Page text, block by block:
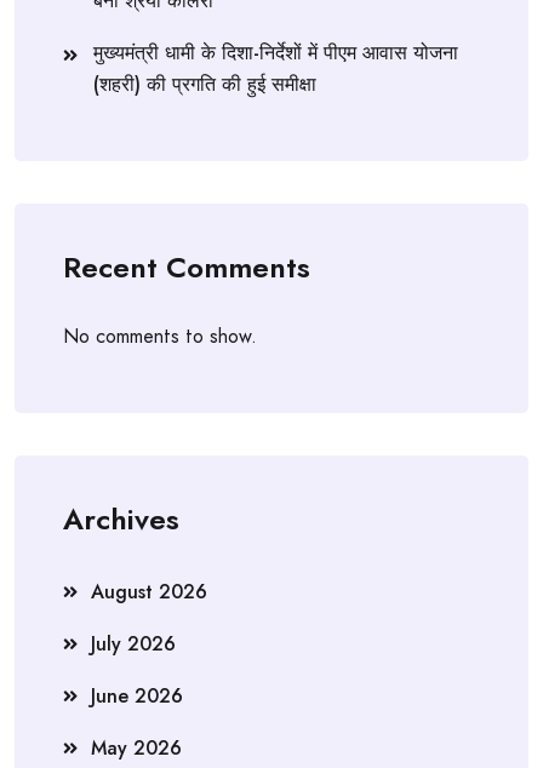
मुख्यमंत्री धामी के दिशा-निर्देशों में पीएम आवास योजना
(शहरी) की प्रगति की हुई समीक्षा
Recent Comments
No comments to show.
Archives
August 2026
July 2026
June 2026
May 2026